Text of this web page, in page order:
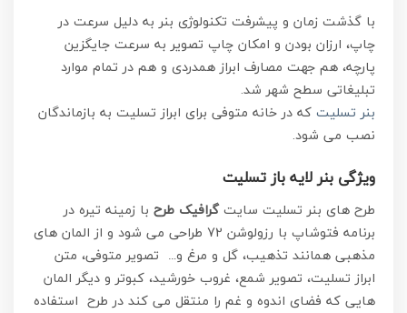
با گذشت زمان و پیشرفت تکنولوژی بنر به دلیل سرعت در
چاپ، ارزان بودن و امکان چاپ تصویر به سرعت جایگزین
پارچه، هم جهت مصارف ابراز همدردی و هم در تمام موارد
تبلیغاتی سطح شهر شد.
بنر تسلیت که در خانه متوفی برای ابراز تسلیت به بازماندگان
نصب می شود.
ویژگی بنر لایه باز تسلیت
طرح های بنر تسلیت سایتگرافیک طرح با زمینه تیره در
برنامه فتوشاپ با رزولوشن 72 طراحی می شود و از المان های
مذهبی همانند تذهیب، گل و مرغ و… تصویر متوفی، متن
ابراز تسلیت، تصویر شمع، غروب خورشید، کبوتر و دیگر المان
هایی که فضای اندوه و غم را منتقل می کند در طرح استفاده